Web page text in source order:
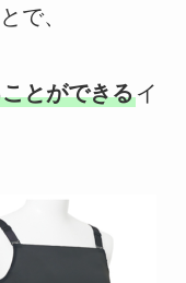
で、
とができるイ